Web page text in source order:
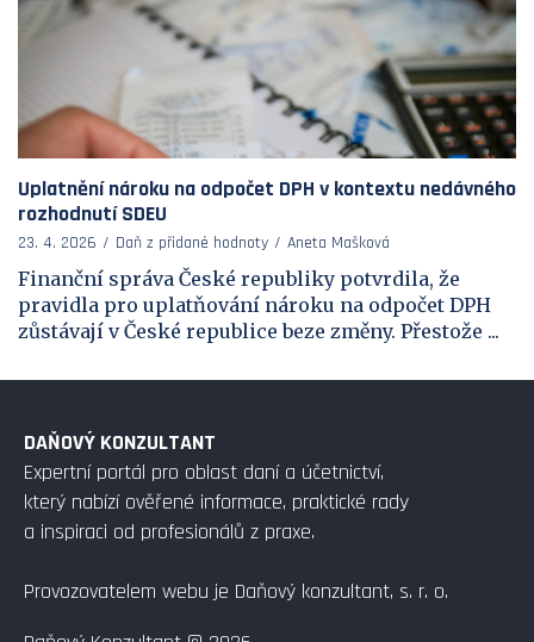
Uplatnění nároku na odpočet DPH v kontextu nedávného
rozhodnutí SDEU
23. 4. 2026 Daň z přidané hodnoty Aneta Mašková
Finanční správa České republiky potvrdila, že
pravidla pro uplatňování nároku na odpočet DPH
zůstávají v České republice beze změny. Přestože ...
DAŇOVÝ KONZULTANT
Expertní portál pro oblast daní a účetnictví,
který nabízí ověřené informace, praktické rady
a inspiraci od profesionálů z praxe.
Provozovatelem webu je Daňový konzultant, s. r. o.